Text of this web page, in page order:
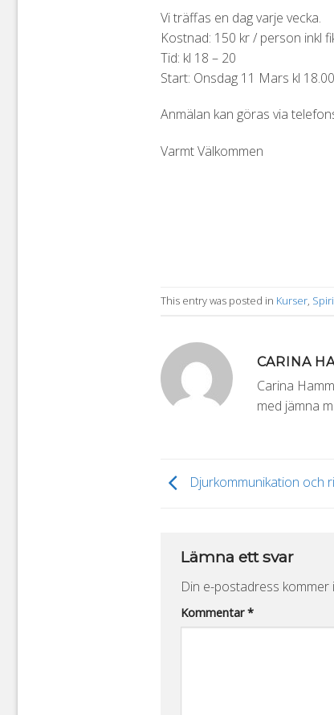
Vi träffas en dag varje vecka.
Kostnad: 150 kr / person inkl
Tid: kl 18 – 20
Start: Onsdag 11 Mars kl 18.00
Anmälan kan göras via
Varmt Välkommen
This entry was posted in Kurser,
CARINA
Carina
med jämna
Djurkommunikation och
Lämna ett svar
Din e-postadress kommer
Kommentar*
Alternative: